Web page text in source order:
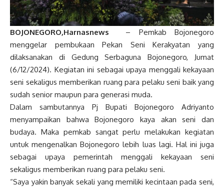
BOJONEGORO,Harnasnews
– Pemkab Bojonegoro
menggelar pembukaan Pekan Seni Kerakyatan yang
dilaksanakan di Gedung Serbaguna Bojonegoro, Jumat
(6/12/2024). Kegiatan ini sebagai upaya menggali kekayaan
seni sekaligus memberikan ruang para pelaku seni baik yang
sudah senior maupun para generasi muda.
Dalam sambutannya Pj Bupati Bojonegoro Adriyanto
menyampaikan bahwa Bojonegoro kaya akan seni dan
budaya. Maka pemkab sangat perlu melakukan kegiatan
untuk mengenalkan Bojonegoro lebih luas lagi. Hal ini juga
sebagai upaya pemerintah menggali kekayaan seni
sekaligus memberikan ruang para pelaku seni.
“Saya yakin banyak sekali yang memiliki kecintaan pada seni,